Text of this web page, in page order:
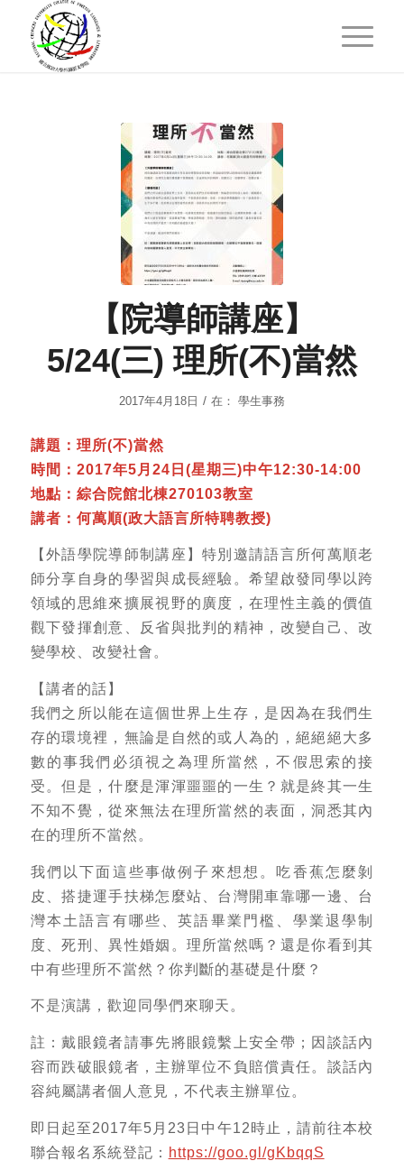
【院導師講座】
5/24(三) 理所(不)當然
2017年4月18日 / 在： 學生事務
講題：理所(不)當然
時間：2017年5月24日(星期三)中午12:30-14:00
地點：綜合院館北棟270103教室
講者：何萬順(政大語言所特聘教授)
【外語學院導師制講座】特別邀請語言所何萬順老
師分享自身的學習與成長經驗。希望啟發同學以跨
領域的思維來擴展視野的廣度，在理性主義的價值
觀下發揮創意、反省與批判的精神，改變自己、改
變學校、改變社會。
【講者的話】
我們之所以能在這個世界上生存，是因為在我們生
存的環境裡，無論是自然的或人為的，絕絕絕大多
數的事我們必須視之為理所當然，不假思索的接
受。但是，什麼是渾渾噩噩的一生？就是終其一生
不知不覺，從來無法在理所當然的表面，洞悉其內
在的理所不當然。
我們以下面這些事做例子來想想。吃香蕉怎麼剝
皮、搭捷運手扶梯怎麼站、台灣開車靠哪一邊、台
灣本土語言有哪些、英語畢業門檻、學業退學制
度、死刑、異性婚姻。理所當然嗎？還是你看到其
中有些理所不當然？你判斷的基礎是什麼？
不是演講，歡迎同學們來聊天。
註：戴眼鏡者請事先將眼鏡繫上安全帶；因談話內
容而跌破眼鏡者，主辦單位不負賠償責任。談話內
容純屬講者個人意見，不代表主辦單位。
即日起至2017年5月23日中午12時止，請前往本校
聯合報名系統登記： https://goo.gl/gKbqqS